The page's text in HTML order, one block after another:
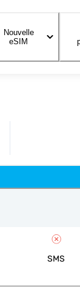
Nouvelle
eSIM
SMS